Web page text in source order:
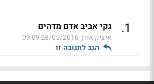
1
. גקי אביב אדם מדהים
איציק אורך28/05/2016 09:09
הגב לתגובה זו